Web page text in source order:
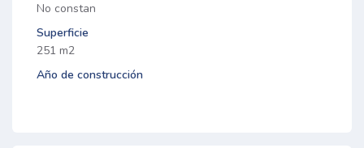
No constan
Superficie
251 m2
Año de construcción